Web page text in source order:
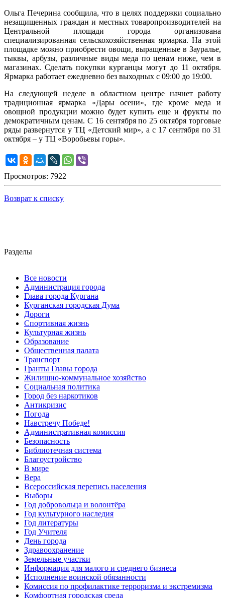
Ольга Печерина сообщила, что в целях поддержки социально
незащищенных граждан и местных товаропроизводителей на
Центральной площади города организована
специализированная сельскохозяйственная ярмарка. На этой
площадке можно приобрести овощи, выращенные в Зауралье,
тыквы, арбузы, различные виды меда по ценам ниже, чем в
магазинах. Сделать покупки курганцы могут до 11 октября.
Ярмарка работает ежедневно без выходных с 09:00 до 19:00.
На следующей неделе в областном центре начнет работу
традиционная ярмарка «Дары осени», где кроме меда и
овощной продукции можно будет купить еще и фрукты по
демократичным ценам. С 16 сентября по 25 октября торговые
ряды развернутся у ТЦ «Детский мир», а с 17 сентября по 31
октября – у ТЦ «Воробьевы горы».
Просмотров: 7922
Возврат к списку
Разделы
Все новости
Администрация города
Глава города Кургана
Курганская городская Дума
Дороги
Спортивная жизнь
Культурная жизнь
Образование
Общественная палата
Транспорт
Гранты Главы города
Жилищно-коммунальное хозяйство
Социальная политика
Город без наркотиков
Антикризис
Погода
Навстречу Победе!
Административная комиссия
Безопасность
Библиотечная система
Благоустройство
В мире
Вера
Всероссийская перепись населения
Выборы
Год добровольца и волонтёра
Год культурного наследия
Год литературы
Год Учителя
День города
Здравоохранение
Земельные участки
Информация для малого и среднего бизнеса
Исполнение воинской обязанности
Комиссия по профилактике терроризма и экстремизма
Комфортная городская среда